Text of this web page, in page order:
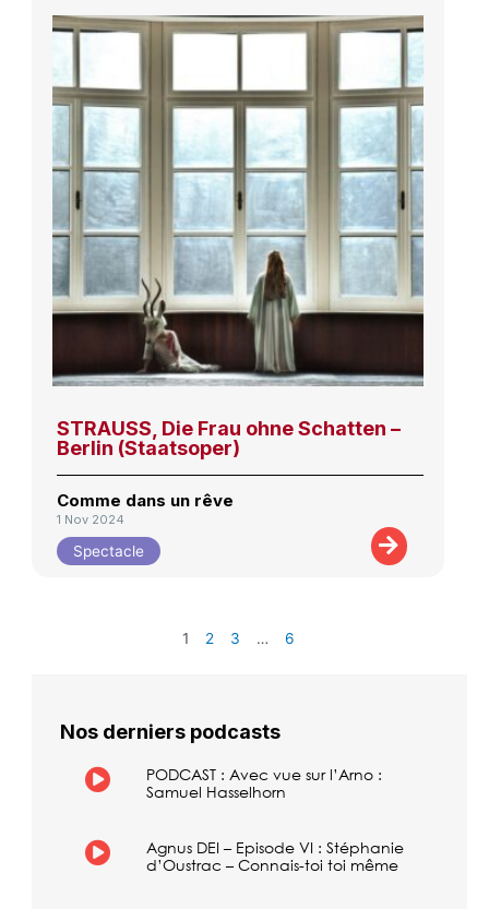
STRAUSS, Die Frau ohne Schatten –
Berlin (Staatsoper)
Comme dans un rêve
1 Nov 2024
Spectacle
1 2 3 … 6
Nos derniers podcasts
PODCAST : Avec vue sur l’Arno :
Samuel Hasselhorn
Agnus DEI – Episode VI : Stéphanie
d’Oustrac – Connais-toi toi même